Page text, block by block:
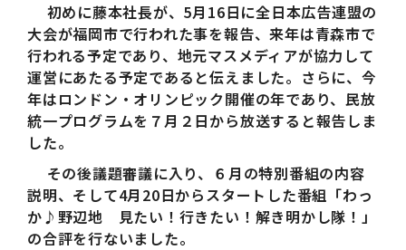
初めに藤本社長が、5月16日に全日本広告連盟の
大会が福岡市で行われた事を報告、来年は青森市で
行われる予定であり、地元マスメディアが協力して
運営にあたる予定であると伝えました。さらに、今
年はロンドン・オリンピック開催の年であり、民放
統一プログラムを７月２日から放送すると報告しま
した。
その後議題審議に入り、６月の特別番組の内容
説明、そして4月20日からスタートした番組「わっ
か♪野辺地 見たい！行きたい！解き明かし隊！」
の合評を行ないました。